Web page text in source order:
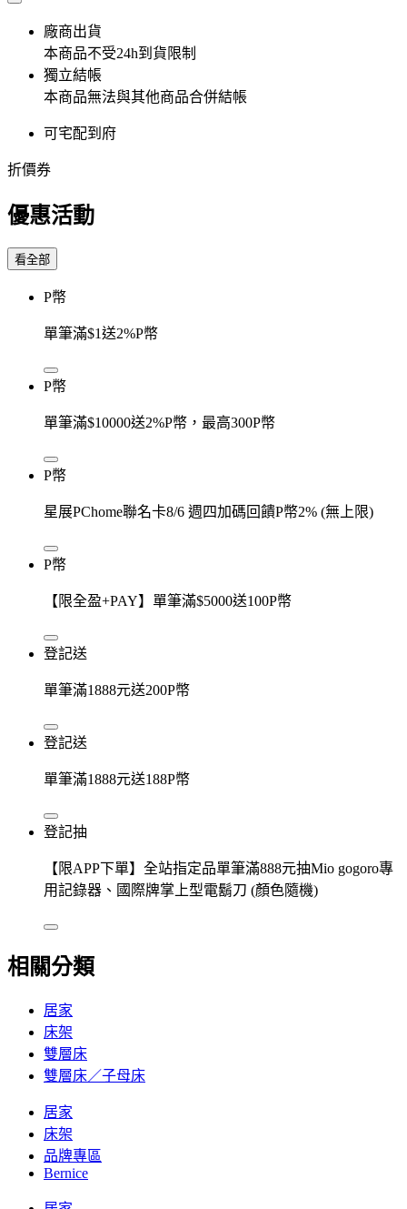
廠商出貨
本商品不受24h到貨限制
獨立結帳
本商品無法與其他商品合併結帳
可宅配到府
折價券
優惠活動
看全部
P幣
單筆滿$1送2%P幣
P幣
單筆滿$10000送2%P幣，最高300P幣
P幣
星展PChome聯名卡8/6 週四加碼回饋P幣2% (無上限)
P幣
【限全盈+PAY】單筆滿$5000送100P幣
登記送
單筆滿1888元送200P幣
登記送
單筆滿1888元送188P幣
登記抽
【限APP下單】全站指定品單筆滿888元抽Mio gogoro專
用記錄器、國際牌掌上型電鬍刀 (顏色隨機)
相關分類
居家
床架
雙層床
雙層床／子母床
居家
床架
品牌專區
Bernice